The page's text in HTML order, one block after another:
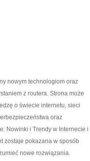
nowym technologiom oraz
z routera. Strona może
o świecie internetu, sieci
oraz
Nowinki i Trendy w Internecie i
zostaje pokazana w sposób
nowe rozwiązania.